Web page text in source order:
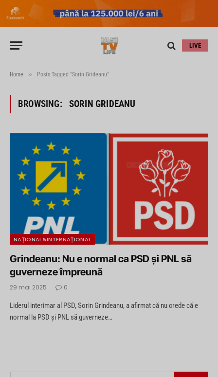
LIVE
Home » Posts Tagged "Sorin Grideanu"
BROWSING: SORIN GRIDEANU
NAȚIONAL&INTERNAȚIONAL
Grindeanu: Nu e normal ca PSD și PNL să
guverneze împreună
29 mai 2025 0
Liderul interimar al PSD, Sorin Grindeanu, a afirmat că nu crede că e
normal la PSD și PNL să guverneze…